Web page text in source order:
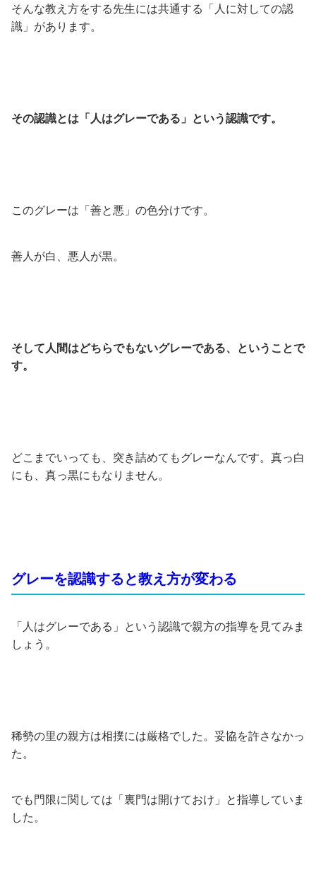
そんな教え方をする先生には共通する「人に対しての認
識」があります。
その認識とは「人はグレーである」という認識です。
このグレーは「善と悪」の色分けです。
善人が白、悪人が黒。
そして人間はどちらでもないグレーである、ということで
す。
どこまでいっても、突き詰めてもグレーなんです。真っ白
にも、真っ黒にもなりません。
グレーを認識すると教え方が変わる
「人はグレーである」という認識で親方の指導を見てみま
しょう。
稀勢の里の親方は相撲には厳格でした。妥協を許さなかっ
た。
でも門限に関しては「裏門は開けておけ」と指導していま
した。